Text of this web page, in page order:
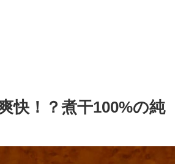
快！？煮干100%の純